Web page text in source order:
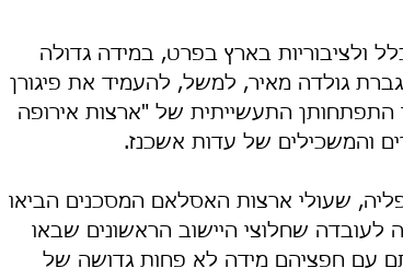
ולציבוריות בארץ בפרט, במידה גדולה
גולדה מאיר, למשל, להעמיד את פיגורן
התעשייתית של "ארצות אירופה
והמשכילים של עדות אשכנז.
שעולי ארצות האסלאם המסכנים הביאו
שחלוצי היישוב הראשונים שבאו
עם חפציהם מידה לא פחות גדושה של